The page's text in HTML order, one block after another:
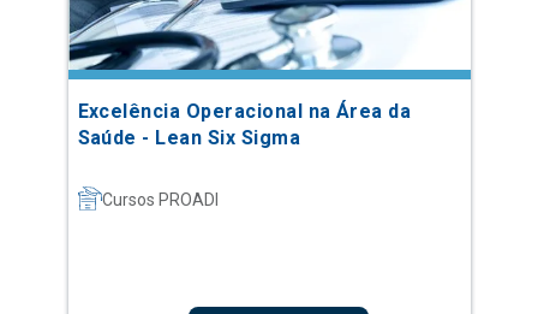
Excelência Operacional na Área da
Saúde - Lean Six Sigma
Cursos PROADI